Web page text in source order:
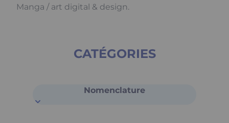
Manga / art digital & design.
CATÉGORIES
Nomenclature